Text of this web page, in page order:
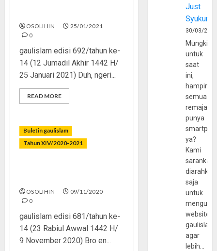
OSOLIHIN
25/01/2021
0
gaulislam edisi 692/tahun ke-
14 (12 Jumadil Akhir 1442 H/
25 Januari 2021) Duh, ngeri...
READ MORE
Buletin gaulislam
Tahun XIV/2020-2021
OSOLIHIN
09/11/2020
0
gaulislam edisi 681/tahun ke-
14 (23 Rabiul Awwal 1442 H/
9 November 2020) Bro en...
Just
Syukur
30/03/
Mungkin
untuk
saat
ini,
hampir
semua
remaja
punya
ya?
Kami
sarankan,
diarahkan
saja
untuk
website
agar
lebih…